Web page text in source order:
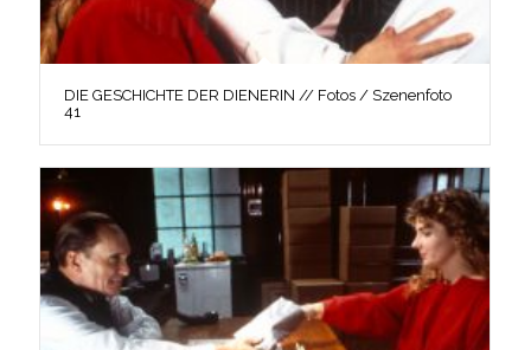
DIE GESCHICHTE DER DIENERIN // Fotos / Szenenfoto
41